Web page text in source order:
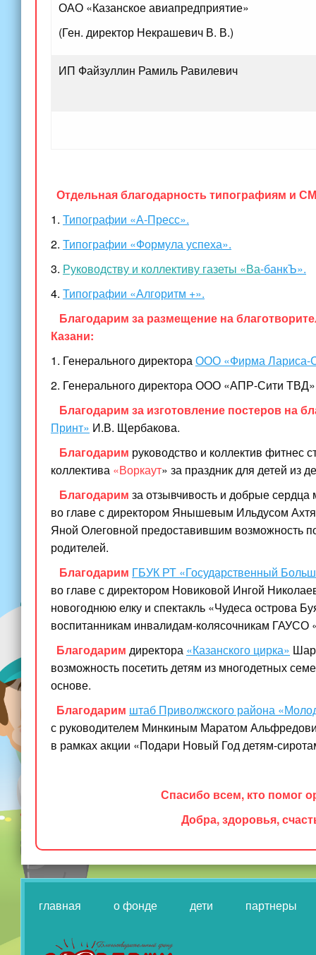
ОАО «Казанскоеавиапредприятие»
(Ген. директор Некрашевич В. В.)
ИП Файзуллин Рамиль Равилевич
Отдельная благодарность типографиям и
1. Типографии «А-Пресс».
2. Типографии «Формулауспеха».
3. Руководству и коллективу газеты «Ва-банкЪ».
4. Типографии «Алгоритм +».
Благодарим за размещение на
Казани:
1. Генерального директораООО «ФирмаЛариса-
2. Генерального директора ООО «АПР-Сити
Благодарим за изготовление постеров на
Принт» И.В. Щербакова.
Благодарим руководство и коллектив фитнес
коллектива «Воркаут» за праздник для детей из
Благодарим за отзывчивость и добрые
во главе с директором Янышевым Ильдусом
Яной Олеговной предоставившим возможность
родителей.
Благодарим ГБУК РТ «Государственный
во главе с директором Новиковой Ингой
новогоднюю елку и спектакль «Чудесаострова
воспитанникам инвалидам-колясочникам ГАУСО
Благодарим директора «Казанского цирка»
возможность посетить детям из многодетных
основе.
Благодарим штаб Приволжского района
с руководителем Минкиным Маратом
в рамках акции «Подари Новый Год детям-
Спасибо всем, кто помог
Добра, здоровья,
главная о фонде дети партнеры